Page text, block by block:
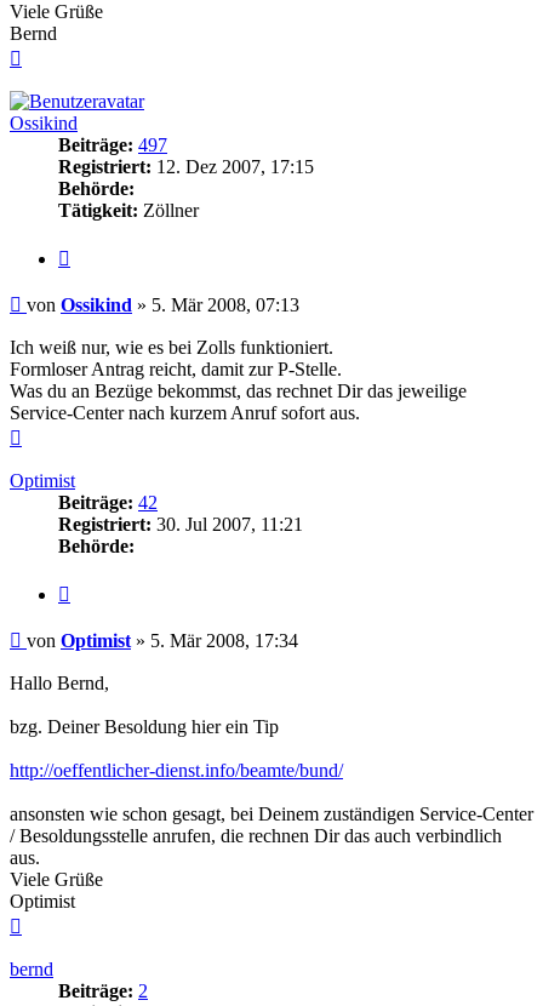
Viele Grüße
Bernd
Ossikind
Beiträge: 497
Registriert: 12. Dez 2007, 17:15
Behörde:
Tätigkeit: Zöllner
Beitrag
von Ossikind » 5. Mär 2008, 07:13
Ich weiß nur, wie es bei Zolls funktioniert.
Formloser Antrag reicht, damit zur P-Stelle.
Was du an Bezüge bekommst, das rechnet Dir das jeweilige
Service-Center nach kurzem Anruf sofort aus.
Optimist
Beiträge: 42
Registriert: 30. Jul 2007, 11:21
Behörde:
Beitrag
von Optimist » 5. Mär 2008, 17:34
Hallo Bernd,
bzg. Deiner Besoldung hier ein Tip
http://oeffentlicher-dienst.info/beamte/bund/
ansonsten wie schon gesagt, bei Deinem zuständigen Service-Center
/ Besoldungsstelle anrufen, die rechnen Dir das auch verbindlich
aus.
Viele Grüße
Optimist
bernd
Beiträge: 2